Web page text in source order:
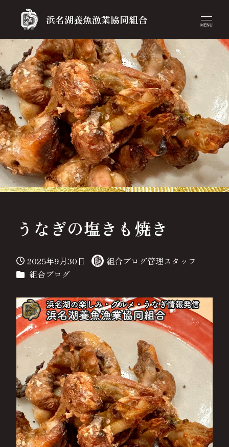
浜名湖養魚漁業協同組合 MENU
うなぎの塩きも焼き
投稿日
2025年9月30日
著
組合ブログ管理スタッフ
カテゴリー
組合ブログ